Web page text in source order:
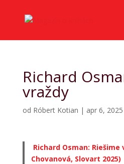
Richard
vraždy
od Róbert Kotian | apr 6, 2025
Richard Osman:
Chovanová, Slovart 2025)